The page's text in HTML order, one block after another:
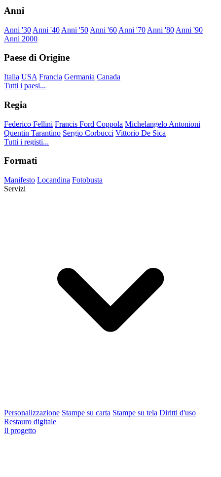
Anni
Anni '30 Anni '40 Anni '50 Anni '60 Anni '70 Anni '80 Anni '90
Anni 2000
Paese di Origine
Italia USA Francia Germania Canada
Tutti i paesi...
Regia
Federico Fellini Francis Ford Coppola Michelangelo Antonioni
Quentin Tarantino Sergio Corbucci Vittorio De Sica
Tutti i registi...
Formati
Manifesto Locandina Fotobusta
Servizi
Personalizzazione Stampe su carta Stampe su tela Diritti d'uso
Restauro digitale
Il progetto